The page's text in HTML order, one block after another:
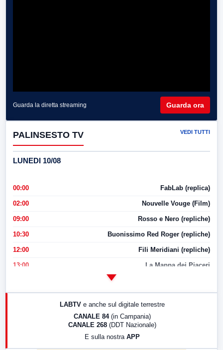
Guarda la diretta streaming Guarda ora
PALINSESTO TV VEDI TUTTI
LUNEDI 10/08
00:00 FabLab (replica)
02:00 Nouvelle Vouge (Film)
09:00 Rosso e Nero (repliche)
10:30 Buonissimo Red Roger (repliche)
12:00 Fili Meridiani (repliche)
13:00 La Mappa dei Piaceri
17:00 LabNews (replica)
LABTV e anche sul digitale terrestre
CANALE 84 (in Campania)
CANALE 268 (DDT Nazionale)
E sulla nostra APP